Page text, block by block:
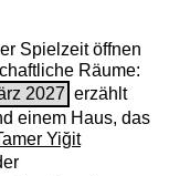
Spielzeit öffnen
Räume:
2027 erzählt
einem Haus, das
Yiğit